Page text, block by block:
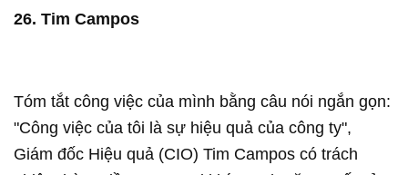
26. Tim Campos
Tóm tắt công việc của mình bằng câu nói ngắn gọn:
"Công việc của tôi là sự hiệu quả của công ty",
Giám đốc Hiệu quả (CIO) Tim Campos có trách